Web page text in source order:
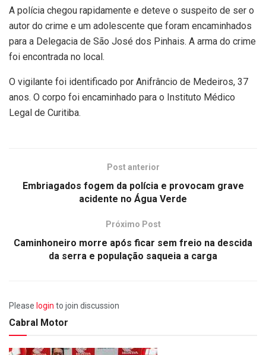
A polícia chegou rapidamente e deteve o suspeito de ser o
autor do crime e um adolescente que foram encaminhados
para a Delegacia de São José dos Pinhais. A arma do crime
foi encontrada no local.
O vigilante foi identificado por Anifrâncio de Medeiros, 37
anos. O corpo foi encaminhado para o Instituto Médico
Legal de Curitiba.
Post anterior
Embriagados fogem da polícia e provocam grave
acidente no Água Verde
Próximo Post
Caminhoneiro morre após ficar sem freio na descida
da serra e população saqueia a carga
Please login to join discussion
Cabral Motor